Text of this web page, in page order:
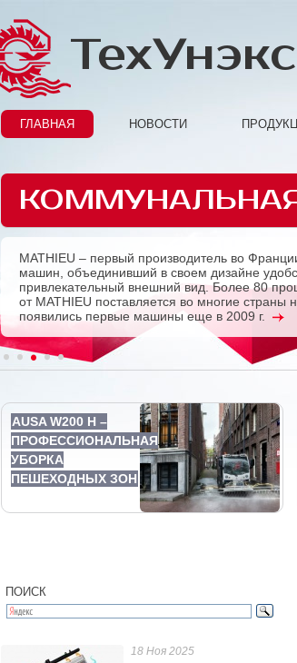
ТехУнэкс
ГЛАВНАЯ НОВОСТИ
MATHIEU – первый производитель во
машин, объединивший в своем дизайне
привлекательный внешний вид. Более 80
от MATHIEU поставляется во многие страны
появились первые машины еще в 2009 г.
Previous
1 2 3 4 5
AUSA W200 H –
ПРОФЕССИОНАЛЬНАЯ
УБОРКА
ПЕШЕХОДНЫХ ЗОН
ПОИСК
18 Ноя 2025